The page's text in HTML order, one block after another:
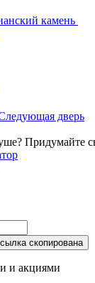
камень
дверь
Придумайте
скопирована
и акциями